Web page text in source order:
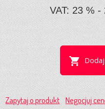
VAT: 23 % -
shopping_cart
Zapytaj o produkt Negocjuj